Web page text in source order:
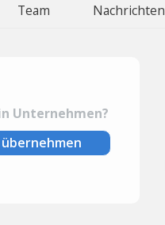
Team Nachrichten
Unternehmen?